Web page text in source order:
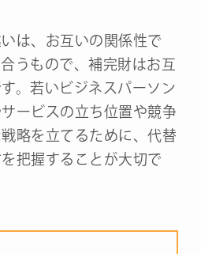
は、お互いの関係性で
うもので、補完財はお互
。若いビジネスパーソン
ービスの立ち位置や競争
略を立てるために、代替
把握することが大切で